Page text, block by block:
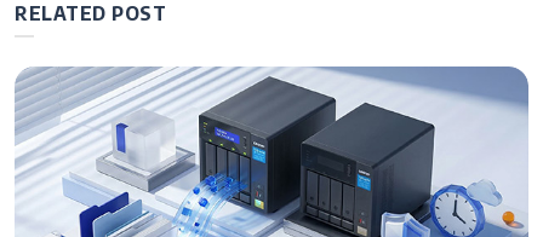
aby modele
naprawdę
użyteczne
zapasowych
offline dzięki
Airgap+
RELATED POST